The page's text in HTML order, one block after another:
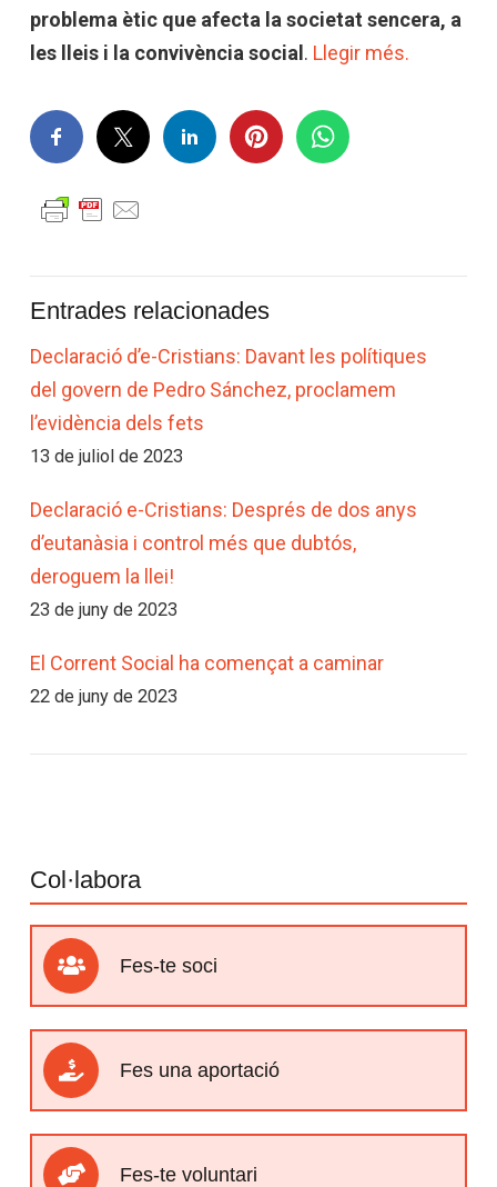
problema ètic que afecta la societat sencera, a
les lleis i la convivència social . Llegir més.
Entrades relacionades
Declaració d’e-Cristians: Davant les polítiques
del govern de Pedro Sánchez, proclamem
l’evidència dels fets
13 de juliol de 2023
Declaració e-Cristians: Després de dos anys
d’eutanàsia i control més que dubtós,
deroguem la llei!
23 de juny de 2023
El Corrent Social ha començat a caminar
22 de juny de 2023
Col·labora
Fes-te soci
Fes una aportació
Fes-te voluntari